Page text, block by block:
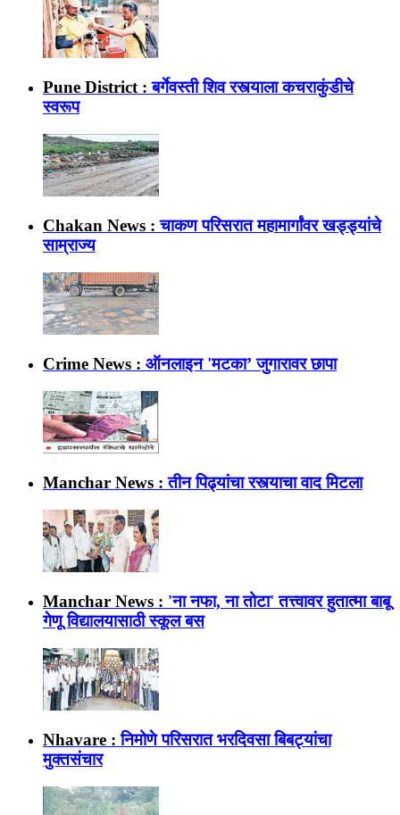
Pune District : बर्गेवस्ती शिव रस्त्याला कचराकुंडीचे
स्वरूप
Chakan News : चाकण परिसरात महामार्गांवर खड्ड्यांचे
साम्राज्य
Crime News : ऑनलाइन 'मटका’ जुगारावर छापा
Manchar News : तीन पिढ्यांचा रस्त्याचा वाद मिटला
Manchar News : 'ना नफा, ना तोटा' तत्त्वावर हुतात्मा बाबू
गेणू विद्यालयासाठी स्कूल बस
Nhavare : निमोणे परिसरात भरदिवसा बिबट्यांचा
मुक्तसंचार